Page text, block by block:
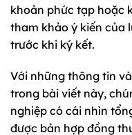
khoản phức tạp hoặc
tham khảo ý kiến của
trước khi ký kết.
Với những thông tin
trong bài viết này,
nghiệp có cái nhìn
được bản hợp đồng